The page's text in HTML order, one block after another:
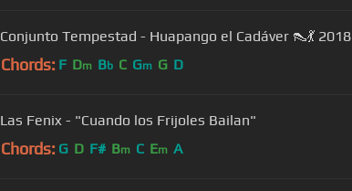
Conjunto Tempestad - Huapango el Cadáver 👠💃 2018
Chords: F Dm Bb C Gm G D
Las Fenix - "Cuando los Frijoles Bailan"
Chords: G D F# Bm C Em A